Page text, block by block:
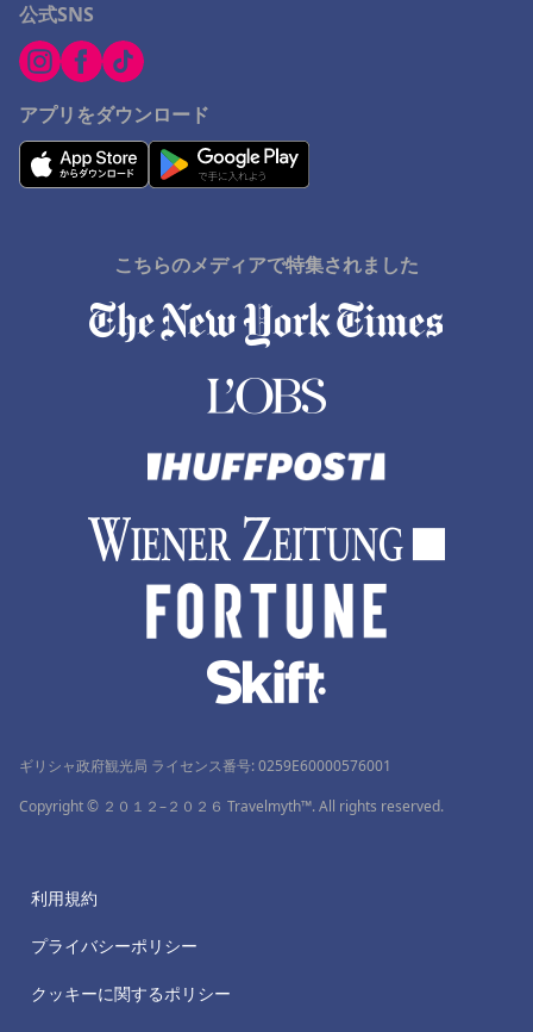
公式SNS
アプリをダウンロード
こちらのメディアで特集されました
ギリシャ政府観光局 ライセンス番号: 0259Ε60000576001
Copyright © ２０１２–２０２６ Travelmyth™. All rights reserved.
利用規約
プライバシーポリシー
クッキーに関するポリシー